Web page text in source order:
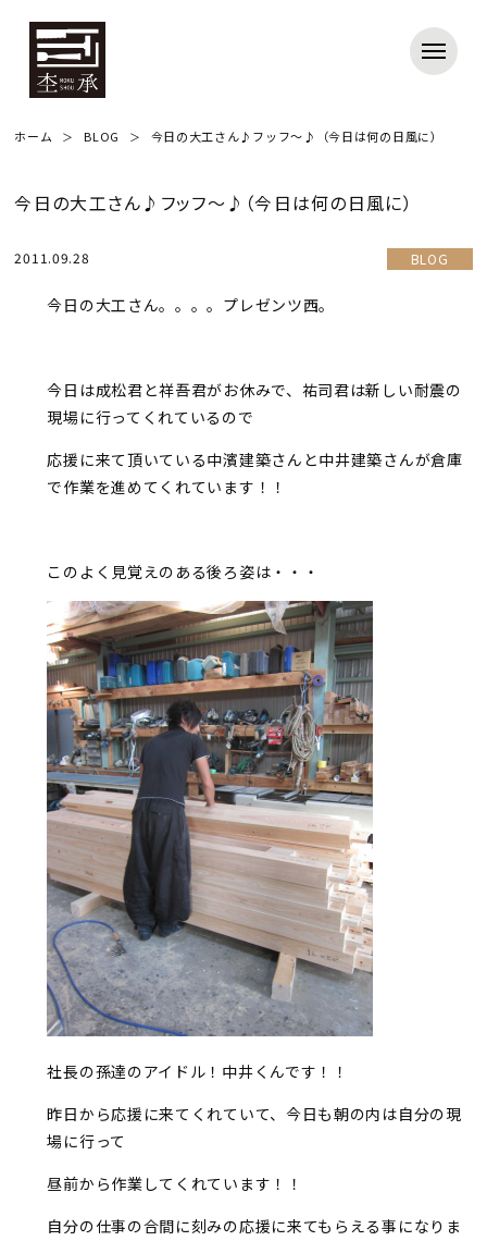
ホーム BLOG 今日の大工さん♪フッフ～♪（今日は何の日風に）
今日の大工さん♪フッフ～♪（今日は何の日風に）
2011.09.28 BLOG
今日の大工さん。。。。プレゼンツ西。
今日は成松君と祥吾君がお休みで、祐司君は新しい耐震の
現場に行ってくれているので
応援に来て頂いている中濱建築さんと中井建築さんが倉庫
で作業を進めてくれています！！
このよく見覚えのある後ろ姿は・・・
社長の孫達のアイドル！中井くんです！！
昨日から応援に来てくれていて、今日も朝の内は自分の現
場に行って
昼前から作業してくれています！！
自分の仕事の合間に刻みの応援に来てもらえる事になりま